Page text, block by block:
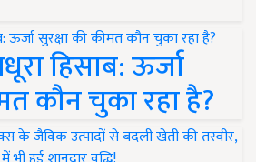
हिसाब: ऊर्जा
कौन चुका रहा है?